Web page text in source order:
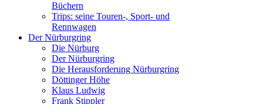
Büchern
Trips: seine Touren-, Sport- und
Rennwagen
Der Nürburgring
Die Nürburg
Der Nürburgring
Die Herausforderung Nürburgring
Döttinger Höhe
Klaus Ludwig
Frank Stippler